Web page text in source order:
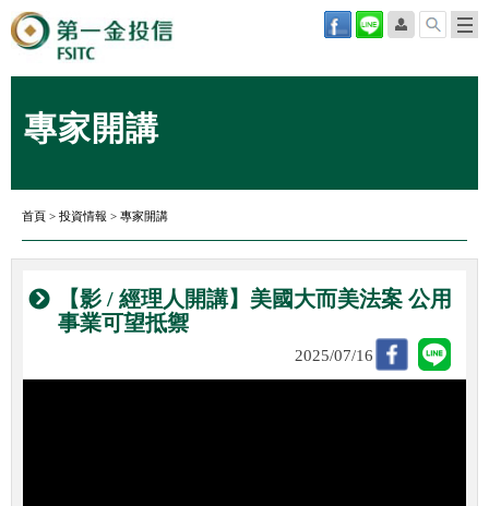
專家開講
首頁 > 投資情報 > 專家開講
【影 / 經理人開講】美國大而美法案 公用
事業可望抵禦
2025/07/16